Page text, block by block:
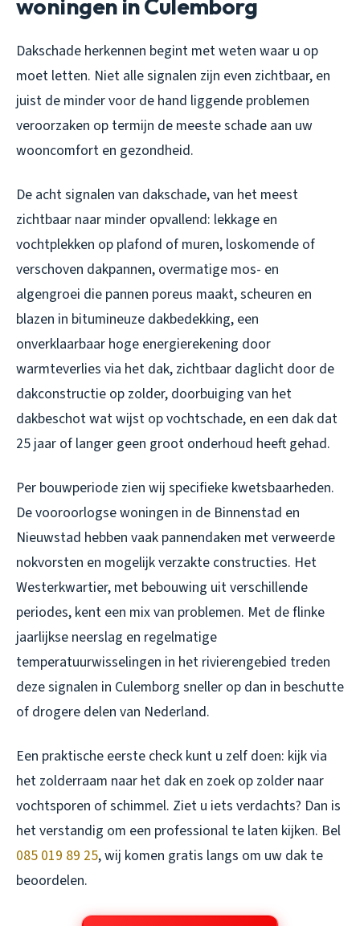
woningen in Culemborg
Dakschade herkennen begint met weten waar u op
moet letten. Niet alle signalen zijn even zichtbaar, en
juist de minder voor de hand liggende problemen
veroorzaken op termijn de meeste schade aan uw
wooncomfort en gezondheid.
De acht signalen van dakschade, van het meest
zichtbaar naar minder opvallend: lekkage en
vochtplekken op plafond of muren, loskomende of
verschoven dakpannen, overmatige mos- en
algengroei die pannen poreus maakt, scheuren en
blazen in bitumineuze dakbedekking, een
onverklaarbaar hoge energierekening door
warmteverlies via het dak, zichtbaar daglicht door de
dakconstructie op zolder, doorbuiging van het
dakbeschot wat wijst op vochtschade, en een dak dat
25 jaar of langer geen groot onderhoud heeft gehad.
Per bouwperiode zien wij specifieke kwetsbaarheden.
De vooroorlogse woningen in de Binnenstad en
Nieuwstad hebben vaak pannendaken met verweerde
nokvorsten en mogelijk verzakte constructies. Het
Westerkwartier, met bebouwing uit verschillende
periodes, kent een mix van problemen. Met de flinke
jaarlijkse neerslag en regelmatige
temperatuurwisselingen in het rivierengebied treden
deze signalen in Culemborg sneller op dan in beschutte
of drogere delen van Nederland.
Een praktische eerste check kunt u zelf doen: kijk via
het zolderraam naar het dak en zoek op zolder naar
vochtsporen of schimmel. Ziet u iets verdachts? Dan is
het verstandig om een professional te laten kijken. Bel
085 019 89 25, wij komen gratis langs om uw dak te
beoordelen.